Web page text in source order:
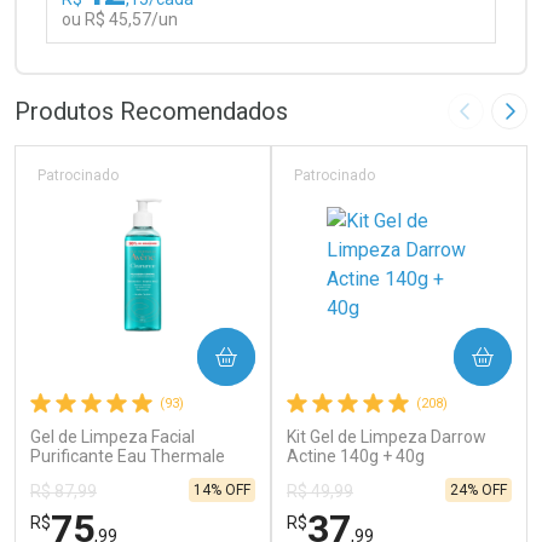
ou R$ 45,57/un
Laboratório
Ativar Desconto
Comprar sem Desconto
Por Menos
Comprar sem Desconto
Produtos Recomendados Imagem
(93)
Gel de Limpeza Facial
Purificante Eau Thermale
Avène Cleanance 300g
Patrocinado
R$ 87,99
R$75,99
14% OFF
COMPRAR
(208)
Kit Gel de Limpeza Darrow
Actine 140g + 40g
Patrocinado
R$ 49,99
R$37,99
24% OFF
COMPRAR